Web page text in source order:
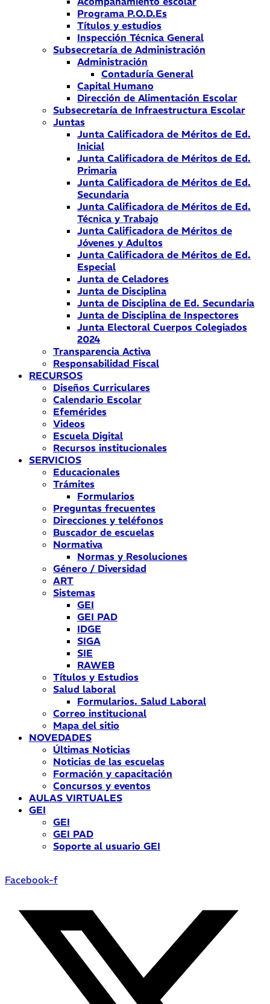
Programa P.O.D.Es
Títulos y estudios
Inspección Técnica General
Subsecretaría de Administración
Administración
Contaduría General
Capital Humano
Dirección de Alimentación Escolar
Subsecretaría de Infraestructura Escolar
Juntas
Junta Calificadora de Méritos de Ed.
Inicial
Junta Calificadora de Méritos de Ed.
Primaria
Junta Calificadora de Méritos de Ed.
Secundaria
Junta Calificadora de Méritos de Ed.
Técnica y Trabajo
Junta Calificadora de Méritos de
Jóvenes y Adultos
Junta Calificadora de Méritos de Ed.
Especial
Junta de Celadores
Junta de Disciplina
Junta de Disciplina de Ed. Secundaria
Junta de Disciplina de Inspectores
Junta Electoral Cuerpos Colegiados
2024
Transparencia Activa
Responsabilidad Fiscal
RECURSOS
Diseños Curriculares
Calendario Escolar
Efemérides
Videos
Escuela Digital
Recursos institucionales
SERVICIOS
Educacionales
Trámites
Formularios
Preguntas frecuentes
Direcciones y teléfonos
Buscador de escuelas
Normativa
Normas y Resoluciones
Género / Diversidad
ART
Sistemas
GEI
GEI PAD
IDGE
SIGA
SIE
RAWEB
Títulos y Estudios
Salud laboral
Formularios. Salud Laboral
Correo institucional
Mapa del sitio
NOVEDADES
Últimas Noticias
Noticias de las escuelas
Formación y capacitación
Concursos y eventos
AULAS VIRTUALES
GEI
GEI
GEI PAD
Soporte al usuario GEI
Facebook-f